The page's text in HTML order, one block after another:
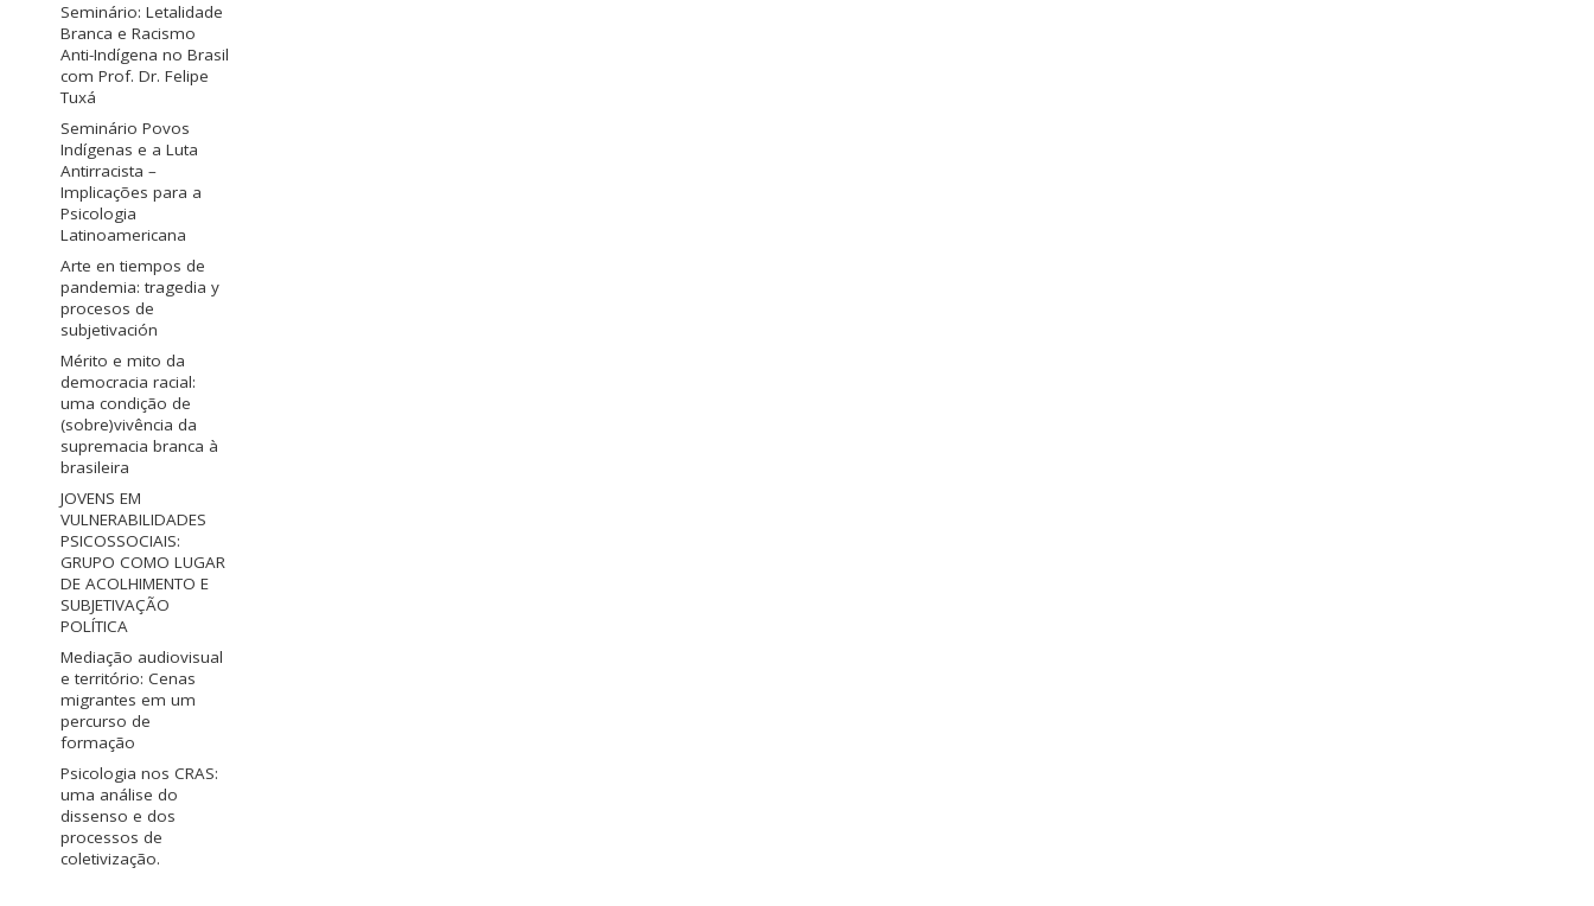
Seminário: Letalidade
Branca e Racismo
Anti-Indígena no Brasil
com Prof. Dr. Felipe
Tuxá
Seminário Povos
Indígenas e a Luta
Antirracista –
Implicações para a
Psicologia
Latinoamericana
Arte en tiempos de
pandemia: tragedia y
procesos de
subjetivación
Mérito e mito da
democracia racial:
uma condição de
(sobre)vivência da
supremacia branca à
brasileira
JOVENS EM
VULNERABILIDADES
PSICOSSOCIAIS:
GRUPO COMO LUGAR
DE ACOLHIMENTO E
SUBJETIVAÇÃO
POLÍTICA
Mediação audiovisual
e território: Cenas
migrantes em um
percurso de
formação
Psicologia nos CRAS:
uma análise do
dissenso e dos
processos de
coletivização.